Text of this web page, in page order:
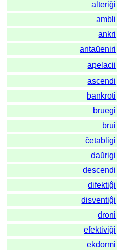
alteriĝi
ambli
ankri
antaŭeniri
apelacii
ascendi
bankroti
bruegi
brui
ĉetabligi
daŭrigi
descendi
difektiĝi
disventiĝi
droni
efektiviĝi
ekdormi